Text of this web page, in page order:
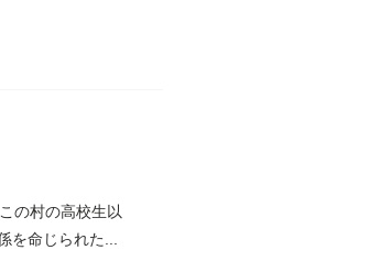
の村の高校生以
を命じられた...